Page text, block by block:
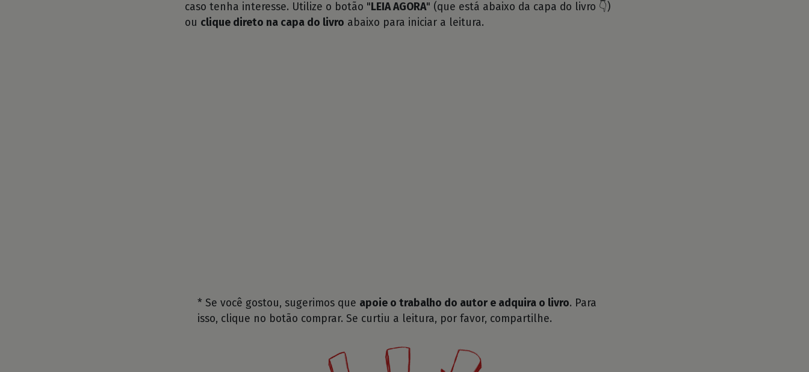
caso tenha interesse. Utilize o botão " LEIA AGORA" (que está abaixo da capa do livro 👇)
ou clique direto na capa do livro abaixo para iniciar a leitura.
* Se você gostou, sugerimos que apoie o trabalho do autor e adquira o livro. Para
isso, clique no botão comprar. Se curtiu a leitura, por favor, compartilhe.